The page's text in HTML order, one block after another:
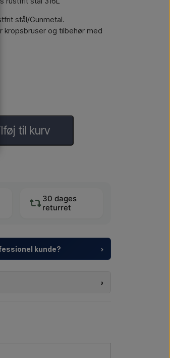
stål/Gunmetal.
kropsbruser og tilbehør med
til kurv
30 dages
returret
kunde?
›
›